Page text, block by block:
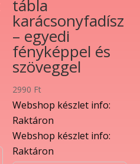
tábla
karácsonyfadísz
– egyedi
fényképpel és
szöveggel
2990 Ft
Webshop készlet info:
Raktáron
Webshop készlet info:
Raktáron